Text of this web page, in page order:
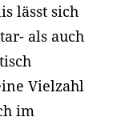
lässt sich
als auch
Vielzahl
im